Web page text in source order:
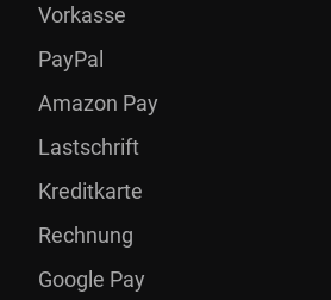
Vorkasse
PayPal
Amazon Pay
Lastschrift
Kreditkarte
Rechnung
Google Pay